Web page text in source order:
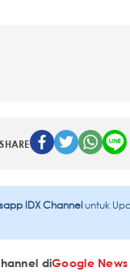
SHARE
IDX Channeluntuk
diGoogle News